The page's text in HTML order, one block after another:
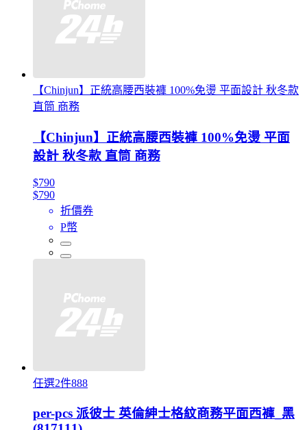
【Chinjun】正統高腰西裝褲 100%免燙 平面設計 秋冬款
直筒 商務
【Chinjun】正統高腰西裝褲 100%免燙 平面
設計 秋冬款 直筒 商務
$790
$790
折價券
P幣
任選2件888
per-pcs 派彼士 英倫紳士格紋商務平面西褲_黑